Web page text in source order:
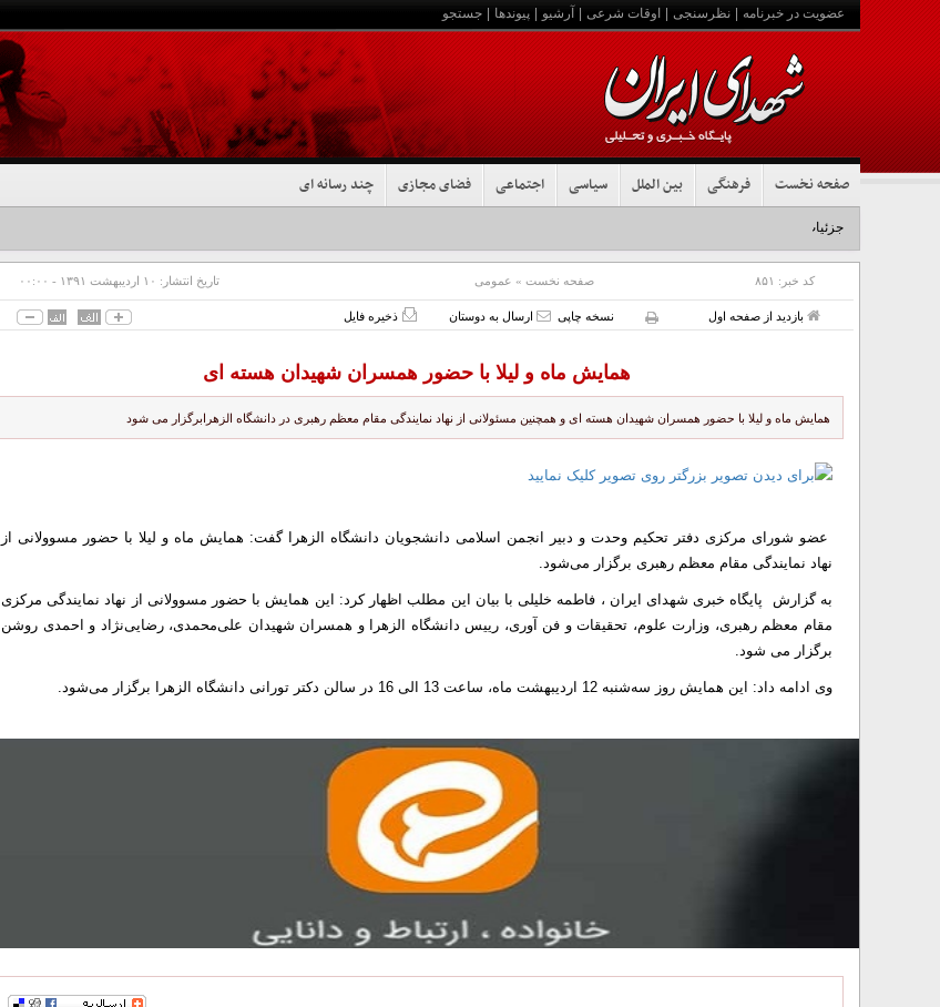
عضویت در خبرنامه نظرسنجی اوقات شرعی آرشیو پیوندها جستجو
صفحه نخست فرهنگی بین الملل سیاسی اجتماعی فضای مجازی چند رسانه ای
جزئیات تشییع پیکر مطهر رهبر شهید در نجف و کربلا
کد خبر: ۸۵۱ صفحه نخست » عمومی تاریخ انتشار: ۱۰ ارديبهشت ۱۳۹۱ - ۰۰:۰۰
بازدید از صفحه اول نسخه چاپی ارسال به دوستان ذخیره فایل
همایش ماه و لیلا با حضور همسران شهیدان هسته ای
همایش ماه و لیلا با حضور همسران شهیدان هسته ای و همچنین مسئولانی از نهاد نمایندگی مقام معظم رهبری در دانشگاه الزهرابرگزار می شود
عضو شورای مرکزی دفتر تحکیم وحدت و دبیر انجمن اسلامی دانشجویان دانشگاه الزهرا گفت: همایش ماه و لیلا با حضور مسوولانی از
نهاد نمایندگی مقام معظم رهبری برگزار می‌شود.
به گزارش پایگاه خبری شهدای ایران ، فاطمه خلیلی با بیان این مطلب اظهار كرد: این همایش با حضور مسوولانی از نهاد نمایندگی مرکزی
مقام معظم رهبری، وزارت علوم، تحقیقات و فن آوری، رییس دانشگاه الزهرا و همسران شهیدان علی‌محمدی، رضایی‌نژاد و احمدی روشن
برگزار می شود.
وی ادامه داد: این همایش روز سه‌شنبه 12 اردیبهشت ماه، ساعت 13 الی 16 در سالن دکتر تورانی دانشگاه الزهرا برگزار می‌شود.